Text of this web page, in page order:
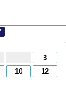
3
10
12